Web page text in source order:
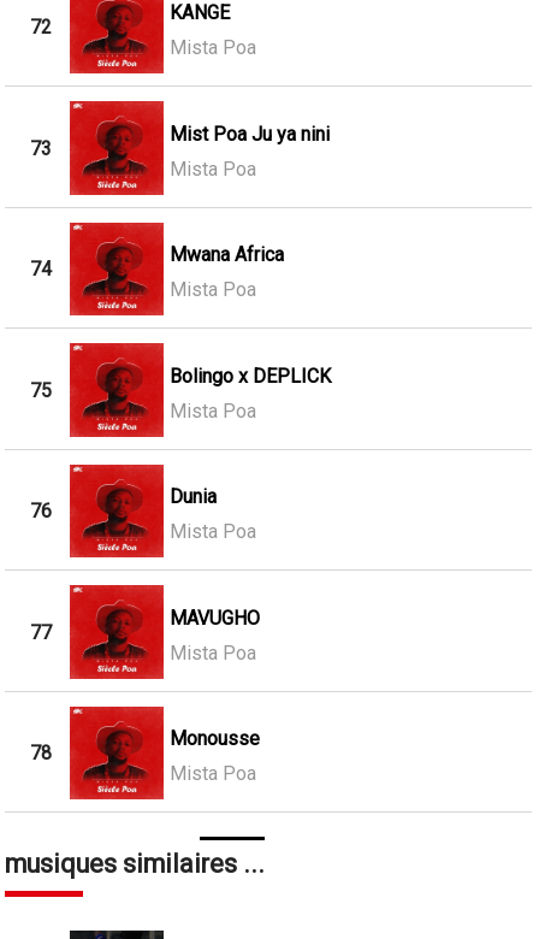
72
KANGE
Mista Poa
73
Mist Poa Ju ya nini
Mista Poa
74
Mwana Africa
Mista Poa
75
Bolingo x DEPLICK
Mista Poa
76
Dunia
Mista Poa
77
MAVUGHO
Mista Poa
78
Monousse
Mista Poa
musiques similaires ...